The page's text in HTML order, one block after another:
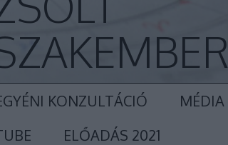
KONZULTÁCIÓ
MÉDIA
ELŐADÁS 2021